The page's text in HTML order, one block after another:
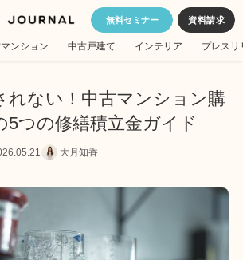
無料セミナー
ンション 中古戸建て インテリア プレスリ
れない！中古マンション購
5つの修繕積立金ガイド
大月知香